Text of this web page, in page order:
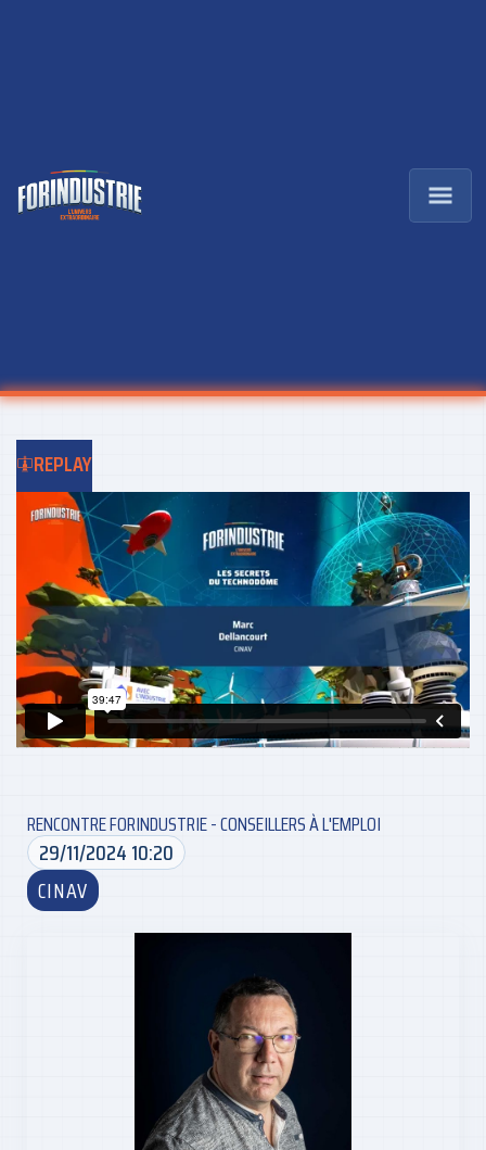
REPLAY
RENCONTRE FORINDUSTRIE - CONSEILLERS À L'EMPLOI
29/11/2024 10:20
CINAV